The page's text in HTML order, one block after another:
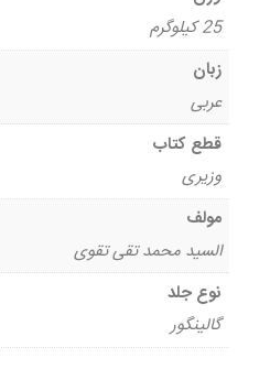
25 کیلوگرم
زبان
عربی
قطع کتاب
وزیری
مولف
السید محمد تقی تقوی
نوع جلد
گالینگور